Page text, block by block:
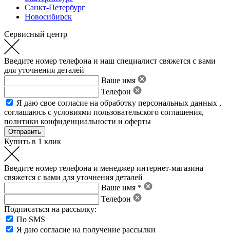
Санкт-Петербург
Новосибирск
Сервисный центр
Введите номер телефона и наш специалист свяжется с вами
для уточнения деталей
Ваше имя
Телефон
Я даю свое согласие на обработку персональных данных ,
соглашаюсь с условиями пользовательского соглашения,
политики конфиденциальности и оферты
Купить в 1 клик
Введите номер телефона и менеджер интернет-магазина
свяжется с вами для уточнения деталей
Ваше имя *
Телефон
Подписаться на рассылку:
По SMS
Я даю согласие на получение рассылки